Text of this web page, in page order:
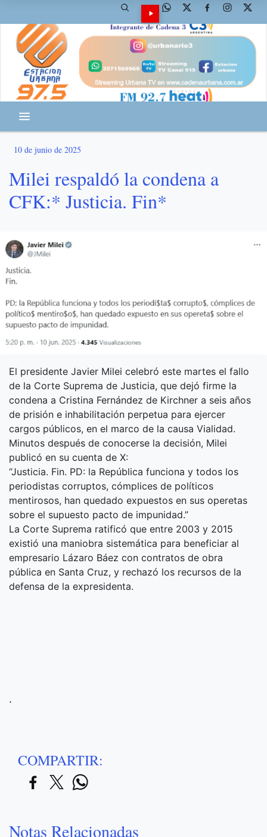
10 de junio de 2025
Milei respaldó la condena a
CFK:* Justicia. Fin*
El presidente Javier Milei celebró este martes el fallo
de la Corte Suprema de Justicia, que dejó firme la
condena a Cristina Fernández de Kirchner a seis años
de prisión e inhabilitación perpetua para ejercer
cargos públicos, en el marco de la causa Vialidad.
Minutos después de conocerse la decisión, Milei
publicó en su cuenta de X:
“Justicia. Fin. PD: la República funciona y todos los
periodistas corruptos, cómplices de políticos
mentirosos, han quedado expuestos en sus operetas
sobre el supuesto pacto de impunidad.”
La Corte Suprema ratificó que entre 2003 y 2015
existió una maniobra sistemática para beneficiar al
empresario Lázaro Báez con contratos de obra
pública en Santa Cruz, y rechazó los recursos de la
defensa de la expresidenta.
.
COMPARTIR:
Notas Relacionadas